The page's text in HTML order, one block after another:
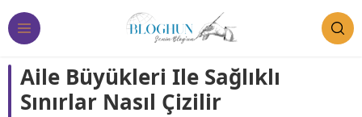
Aile Büyükleri Ile Sağlıklı
Sınırlar Nasıl Çizilir